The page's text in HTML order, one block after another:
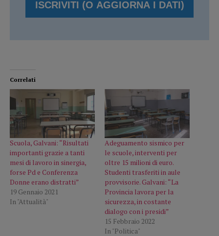
Correlati
Scuola, Galvani: “Risultati
importanti grazie a tanti
mesi di lavoro in sinergia,
forse Pd e Conferenza
Donne erano distratti”
19 Gennaio 2021
In "Attualità"
Adeguamento sismico per
le scuole, interventi per
oltre 15 milioni di euro.
Studenti trasferiti in aule
provvisorie. Galvani: “La
Provincia lavora per la
sicurezza, in costante
dialogo con i presidi”
15 Febbraio 2022
In "Politica"